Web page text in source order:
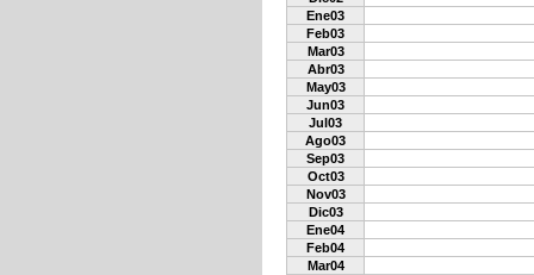
Ene03
Feb03
Mar03
Abr03
May03
Jun03
Jul03
Ago03
Sep03
Oct03
Nov03
Dic03
Ene04
Feb04
Mar04